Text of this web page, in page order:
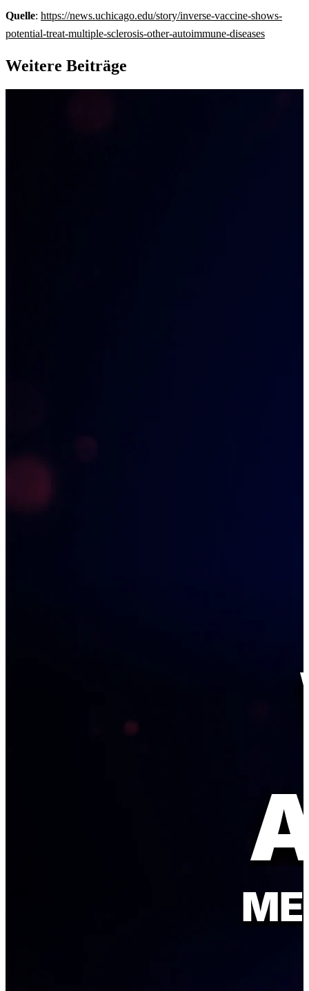
Quelle: https://news.uchicago.edu/story/inverse-vaccine-shows-
potential-treat-multiple-sclerosis-other-autoimmune-diseases
Weitere Beiträge